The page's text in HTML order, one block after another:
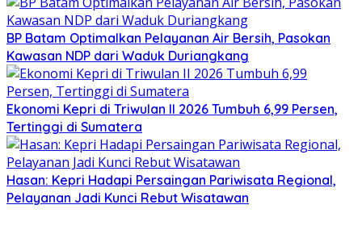
BP Batam Optimalkan Pelayanan Air Bersih, Pasokan
Kawasan NDP dari Waduk Duriangkang
Ekonomi Kepri di Triwulan II 2026 Tumbuh 6,99 Persen,
Tertinggi di Sumatera
Hasan: Kepri Hadapi Persaingan Pariwisata Regional,
Pelayanan Jadi Kunci Rebut Wisatawan